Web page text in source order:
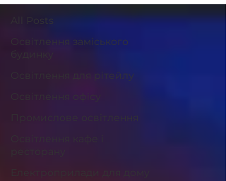
All Posts
Освітлення заміського
будинку
Освітлення для рітейлу
Освітлення офісу
Промислове освітлення